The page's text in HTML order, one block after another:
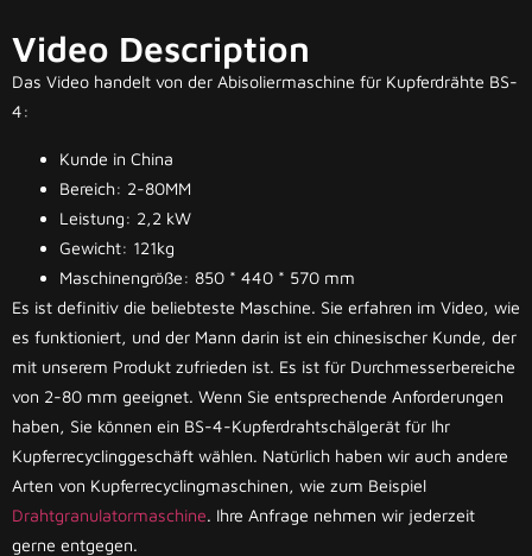
Video Description
Das Video handelt von der Abisoliermaschine für Kupferdrähte BS-
4:
Kunde in China
Bereich: 2-80MM
Leistung: 2,2 kW
Gewicht: 121kg
Maschinengröße: 850 * 440 * 570 mm
Es ist definitiv die beliebteste Maschine. Sie erfahren im Video, wie
es funktioniert, und der Mann darin ist ein chinesischer Kunde, der
mit unserem Produkt zufrieden ist. Es ist für Durchmesserbereiche
von 2-80 mm geeignet. Wenn Sie entsprechende Anforderungen
haben, Sie können ein BS-4-Kupferdrahtschälgerät für Ihr
Kupferrecyclinggeschäft wählen. Natürlich haben wir auch andere
Arten von Kupferrecyclingmaschinen, wie zum Beispiel
Drahtgranulatormaschine. Ihre Anfrage nehmen wir jederzeit
gerne entgegen.